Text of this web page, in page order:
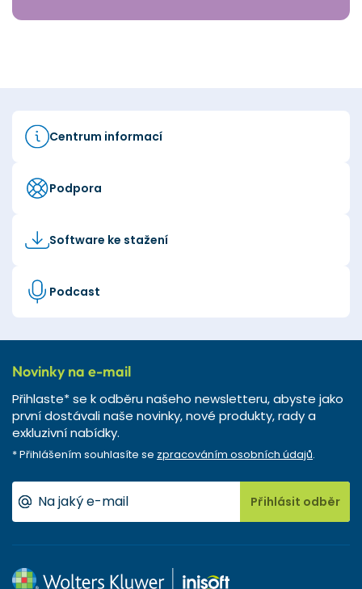
Centrum informací
Podpora
Software ke stažení
Podcast
Novinky na e-mail
Přihlaste* se k odběru našeho newsletteru, abyste jako
první dostávali naše novinky, nové produkty, rady a
exkluzivní nabídky.
* Přihlášením souhlasíte se zpracováním osobních údajů.
Přihlásit odběr